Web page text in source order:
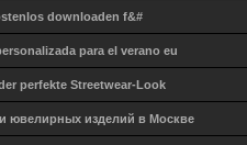
downloaden f&#
para el verano eu
perfekte Streetwear-Look
и ювелирных изделий в Москве